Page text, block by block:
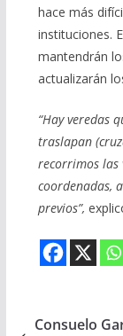
hace más
instituciones.
mantendrán
actualizarán
“Hay veredas
traslapan
recorrimos las
coordenadas,
previos”,
Consuelo